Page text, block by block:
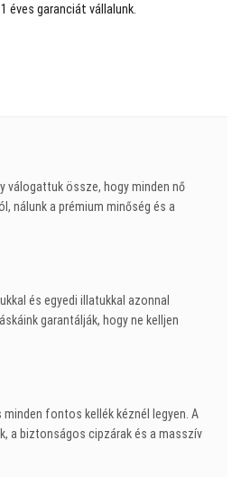
éves garanciát vállalunk.
válogattuk össze, hogy minden nő
nálunk a prémium minőség és a
és egyedi illatukkal azonnal
garantálják, hogy ne kelljen
fontos kellék kéznél legyen. A
a biztonságos cipzárak és a masszív